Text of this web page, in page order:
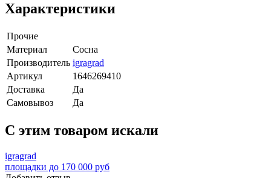
Характеристики
Прочие
Материал
Сосна
Производитель igragrad
Артикул
1646269410
Доставка
Да
Самовывоз
Да
C этим товаром искали
igragrad
площадки до 170 000 руб